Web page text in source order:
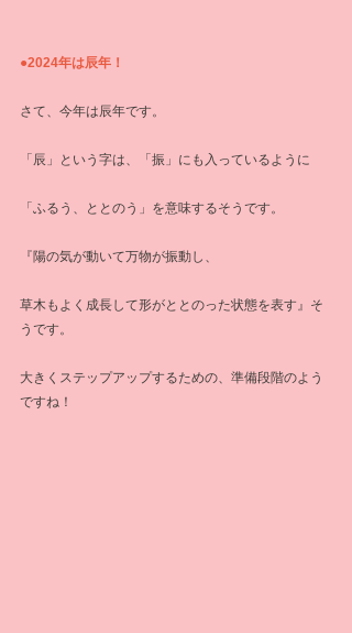
●2024年は辰年！
さて、今年は辰年です。
「辰」という字は、「振」にも入っているように
「ふるう、ととのう」を意味するそうです。
『陽の気が動いて万物が振動し、
草木もよく成長して形がととのった状態を表す』そ
うです。
大きくステップアップするための、準備段階のよう
ですね！